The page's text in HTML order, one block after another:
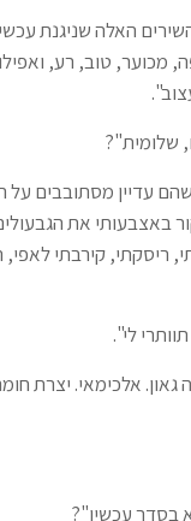
האלה שניגנת
מכוער, טוב, רע,
שלומית"?
עדיין מסתובבים על
באצבעותי את
ריסקתי, קירבתי לאפי,
לי".
אלכימאי. יצרת
בסדר עכשיו"?